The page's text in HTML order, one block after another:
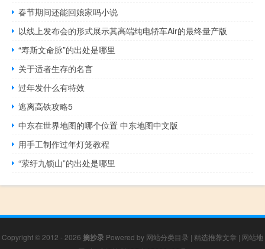
春节期间还能回娘家吗小说
以线上发布会的形式展示其高端纯电轿车Air的最终量产版
“寿斯文命脉”的出处是哪里
关于适者生存的名言
过年发什么有特效
逃离高铁攻略5
中东在世界地图的哪个位置 中东地图中文版
用手工制作过年灯笼教程
“萦纡九锁山”的出处是哪里
Copyright © 2012 - 2026 摘抄录 Powered by 网站分类目录 | 精选推荐文章 | 网站地